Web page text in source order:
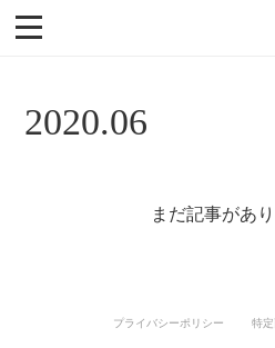
2020.06
まだ記事があり
プライバシーポリシー 特